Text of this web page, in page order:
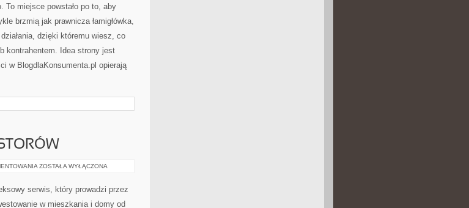
To miejsce powstało po to, aby
brzmią jak prawnicza łamigłówka,
dzięki któremu wiesz, co
kontrahentem. Idea strony jest
w BlogdlaKonsumenta.pl opierają
INSPIRUJĄCE
ZOSTAŁA WYŁĄCZONA
serwis, który prowadzi przez
w mieszkania i domy od